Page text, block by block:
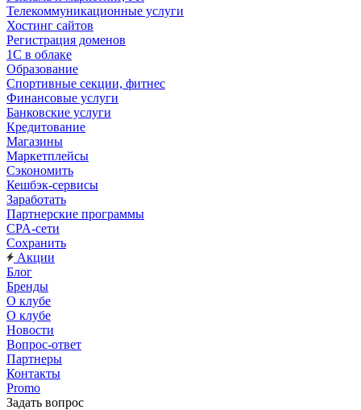
Телекоммуникационные услуги
Хостинг сайтов
Регистрация доменов
1С в облаке
Образование
Спортивные секции, фитнес
Финансовые услуги
Банковские услуги
Кредитование
Магазины
Маркетплейсы
Сэкономить
Кешбэк-сервисы
Заработать
Партнерские программы
CPA-сети
Сохранить
Акции
Блог
Бренды
О клубе
О клубе
Новости
Вопрос-ответ
Партнеры
Контакты
Promo
Задать вопрос